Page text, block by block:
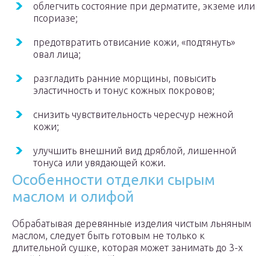
облегчить состояние при дерматите, экземе или
псориазе;
предотвратить отвисание кожи, «подтянуть»
овал лица;
разгладить ранние морщины, повысить
эластичность и тонус кожных покровов;
снизить чувствительность чересчур нежной
кожи;
улучшить внешний вид дряблой, лишенной
тонуса или увядающей кожи.
Особенности отделки сырым
маслом и олифой
Обрабатывая деревянные изделия чистым льняным
маслом, следует быть готовым не только к
длительной сушке, которая может занимать до 3-х